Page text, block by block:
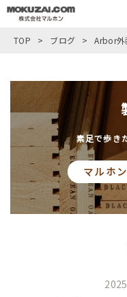
TOP > ブログ > Arbor外
素足で歩き
マルホ